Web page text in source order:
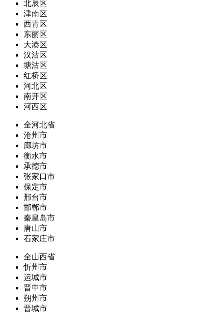
北辰区
津南区
西青区
东丽区
大港区
汉沽区
塘沽区
红桥区
河北区
南开区
河西区
全河北省
沧州市
廊坊市
衡水市
承德市
张家口市
保定市
邢台市
邯郸市
秦皇岛市
唐山市
石家庄市
全山西省
忻州市
运城市
晋中市
朔州市
晋城市